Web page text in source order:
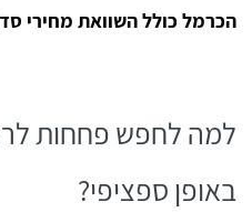
הכרמל כולל השוואת מחירי
למה לחפש פחחות
באופן ספציפי?